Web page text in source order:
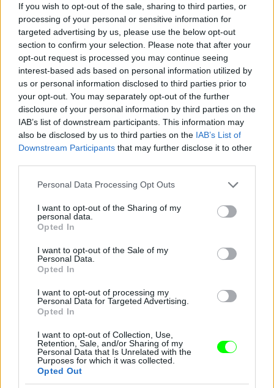
If you wish to opt-out of the sale, sharing to third parties, or
processing of your personal or sensitive information for
targeted advertising by us, please use the below opt-out
section to confirm your selection. Please note that after your
opt-out request is processed you may continue seeing
interest-based ads based on personal information utilized by
us or personal information disclosed to third parties prior to
your opt-out. You may separately opt-out of the further
disclosure of your personal information by third parties on the
IAB’s list of downstream participants. This information may
also be disclosed by us to third parties on the IAB’s List of
Downstream Participants that may further disclose it to other
Please note that this website/app uses one or more Google
not limited to your visit or usage behaviour. You may click to
grant or deny consent to Google and its third-party tags to
use your data for below specified purposes in below Google
consent section.
Personal Data Processing Opt Outs
I want to opt-out of the Sharing of my
personal data.
Opted In
I want to opt-out of the Sale of my
Personal Data.
Opted In
I want to opt-out of processing my
Personal Data for Targeted Advertising.
Opted In
I want to opt-out of Collection, Use,
Retention, Sale, and/or Sharing of my
Personal Data that Is Unrelated with the
Purposes for which it was collected.
Opted Out
Fotó: Szécsi István / Velvet #14
Jön még kép!